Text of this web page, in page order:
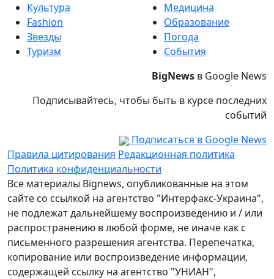
Культура
Fashion
Звезды
Туризм
Медицина
Образование
Погода
События
BigNews в Google News
Подписывайтесь, чтобы быть в курсе последних
событий
Подписаться в Google News
Правила цитирования Редакционная политика
Политика конфиденциальности
Все материалы Bignews, опубликованные на этом
сайте со ссылкой на агентство "Интерфакс-Украина",
не подлежат дальнейшему воспроизведению и / или
распространению в любой форме, не иначе как с
письменного разрешения агентства. Перепечатка,
копирование или воспроизведение информации,
содержащей ссылку на агентство "УНИАН",